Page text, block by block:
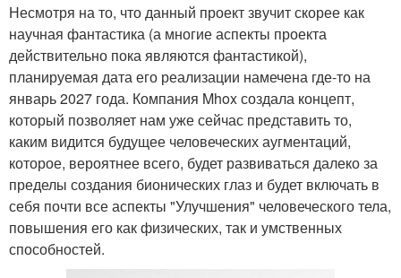
Несмотря на то, что данный проект звучит скорее как
научная фантастика (а многие аспекты проекта
действительно пока являются фантастикой),
планируемая дата его реализации намечена где-то на
январь 2027 года. Компания Mhox создала концепт,
который позволяет нам уже сейчас представить то,
каким видится будущее человеческих аугментаций,
которое, вероятнее всего, будет развиваться далеко за
пределы создания бионических глаз и будет включать в
себя почти все аспекты "Улучшения" человеческого тела,
повышения его как физических, так и умственных
способностей.